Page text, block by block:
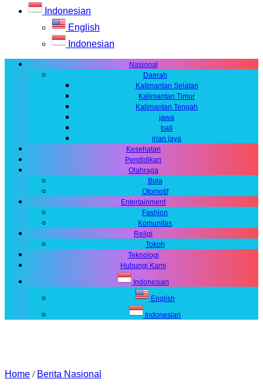
Indonesian
English
Indonesian
Nasional
Daerah
Kalimantan Selatan
Kalimantan Timur
Kalimantan Tengah
jawa
bali
irian jaya
Kesehatan
Pendidikan
Olahraga
Bola
Otomotif
Entertainment
Fashion
Komunitas
Religi
Tokoh
Teknologi
Hubungi Kami
Indonesian
English
Indonesian
Home / Berita Nasional